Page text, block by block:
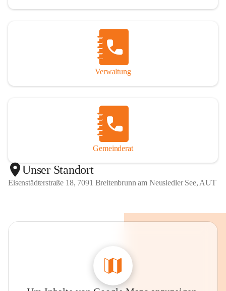
Verwaltung
Gemeinderat
Unser Standort
Eisenstädterstraße 18, 7091 Breitenbrunn am Neusiedler See, AUT